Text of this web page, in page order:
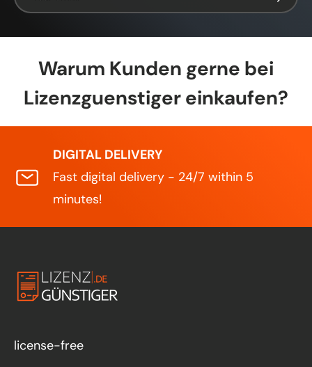
Warum Kunden gerne bei
Lizenzguenstiger einkaufen?
DIGITAL DELIVERY
Fast digital delivery - 24/7 within 5
minutes!
license-free